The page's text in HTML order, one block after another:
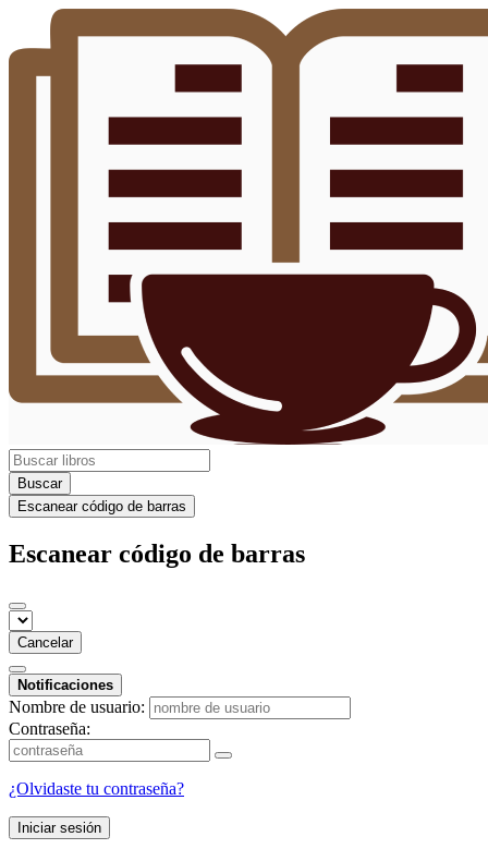
Buscar
Escanear código de barras
Escanear código de barras
Cancelar
Notificaciones
Nombre de usuario:
Contraseña:
¿Olvidaste tu contraseña?
Iniciar sesión